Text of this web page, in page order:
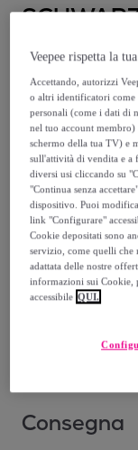
Scalp & Hair
Modello:
Sun Protect
Coconut
11,90 €
22,30 €
-46%
Consegna
Veepee rispetta la
Accettando, autorizzi
o altri identificatori come
personali (come i dati di
nel tuo account
schermo della tua TV) e
sull'attività di vendita e a
diversi usi cliccando su
"Continua senza
dispositivo. Puoi
link "Configurare"
Cookie depositati sono
servizio, come quelli che
adattata delle nostre
informazioni sui Cookie,
accessibile QUI.